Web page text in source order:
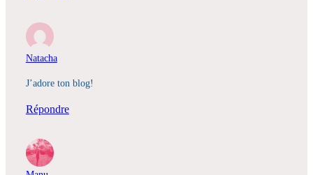
Natacha
J’adore ton blog!
Répondre